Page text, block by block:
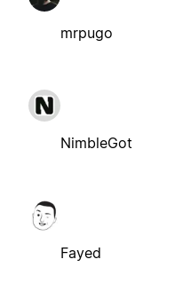
mrpugo
NimbleGot
Fayed